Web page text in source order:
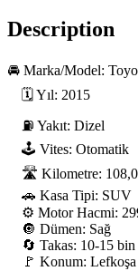
Description
🚘 Marka/Model:
    🗓 Yıl: 2015
    ⛽ Yakıt: Dizel
    🕹 Vites: Otomatik
🛣 Kilometre:
    🚗 Kasa Tipi: SUV
⚙️ Motor Hacmi:
    🔘 Dümen: Sağ
🔄 Takas: 10-15
    🚩 Konum: Lefkoşa